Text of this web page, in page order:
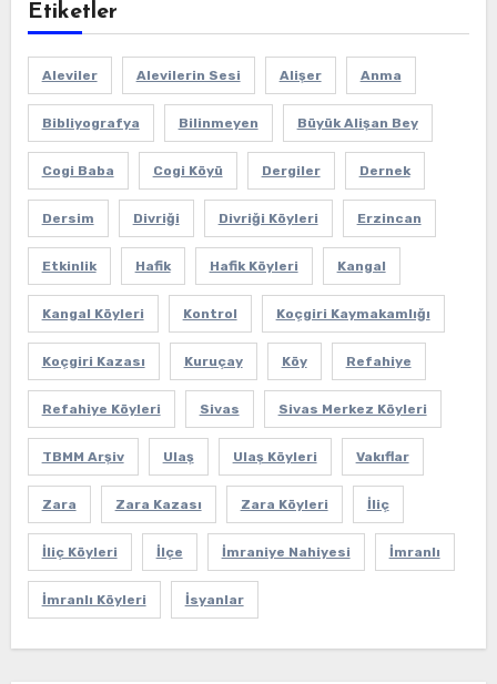
Etiketler
Aleviler Alevilerin Sesi Alişer Anma
Bibliyografya Bilinmeyen Büyük Alişan Bey
Cogi Baba Cogi Köyü Dergiler Dernek
Dersim Divriği Divriği Köyleri Erzincan
Etkinlik Hafik Hafik Köyleri Kangal
Kangal Köyleri Kontrol Koçgiri Kaymakamlığı
Koçgiri Kazası Kuruçay Köy Refahiye
Refahiye Köyleri Sivas Sivas Merkez Köyleri
TBMM Arşiv Ulaş Ulaş Köyleri Vakıflar
Zara Zara Kazası Zara Köyleri İliç
İliç Köyleri İlçe İmraniye Nahiyesi İmranlı
İmranlı Köyleri İsyanlar